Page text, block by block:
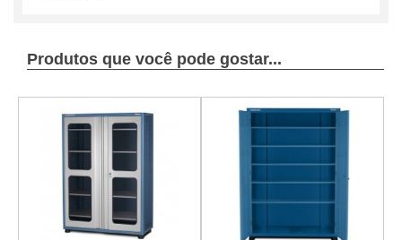
Produtos que você pode gostar...